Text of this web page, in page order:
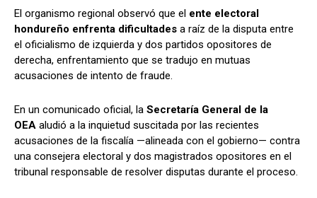
El organismo regional observó que el ente electoral
hondureño enfrenta dificultades a raíz de la disputa entre
el oficialismo de izquierda y dos partidos opositores de
derecha, enfrentamiento que se tradujo en mutuas
acusaciones de intento de fraude.
En un comunicado oficial, la Secretaría General de la
OEA aludió a la inquietud suscitada por las recientes
acusaciones de la fiscalía —alineada con el gobierno— contra
una consejera electoral y dos magistrados opositores en el
tribunal responsable de resolver disputas durante el proceso.